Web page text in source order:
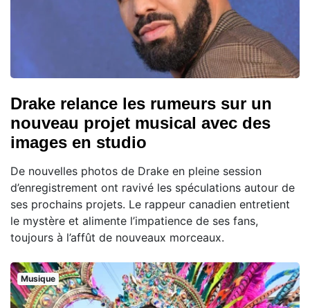
Drake relance les rumeurs sur un
nouveau projet musical avec des
images en studio
De nouvelles photos de Drake en pleine session
d’enregistrement ont ravivé les spéculations autour de
ses prochains projets. Le rappeur canadien entretient
le mystère et alimente l’impatience de ses fans,
toujours à l’affût de nouveaux morceaux.
Musique